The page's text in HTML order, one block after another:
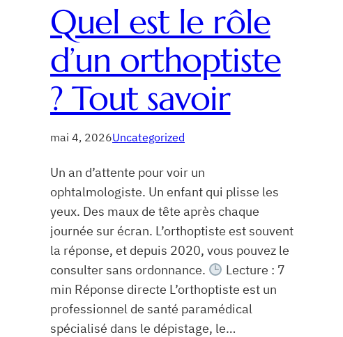
Quel est le rôle
d’un orthoptiste
? Tout savoir
mai 4, 2026Uncategorized
Un an d’attente pour voir un
ophtalmologiste. Un enfant qui plisse les
yeux. Des maux de tête après chaque
journée sur écran. L’orthoptiste est souvent
la réponse, et depuis 2020, vous pouvez le
consulter sans ordonnance.
Lecture : 7
min Réponse directe L’orthoptiste est un
professionnel de santé paramédical
spécialisé dans le dépistage, le…